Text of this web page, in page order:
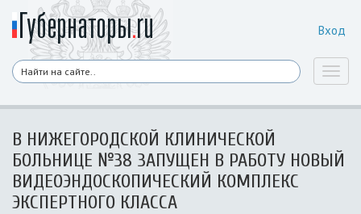
Вход
В НИЖЕГОРОДСКОЙ КЛИНИЧЕСКОЙ
БОЛЬНИЦЕ №38 ЗАПУЩЕН В РАБОТУ НОВЫЙ
ВИДЕОЭНДОСКОПИЧЕСКИЙ КОМПЛЕКС
ЭКСПЕРТНОГО КЛАССА